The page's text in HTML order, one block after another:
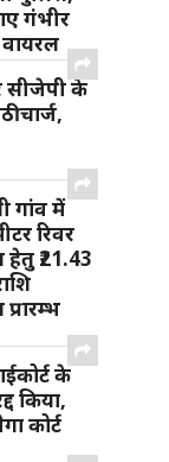
गंभीर
सीजेपी के
गांव में
रिवर
हेतु ₹21.43
के
किया,
कोर्ट